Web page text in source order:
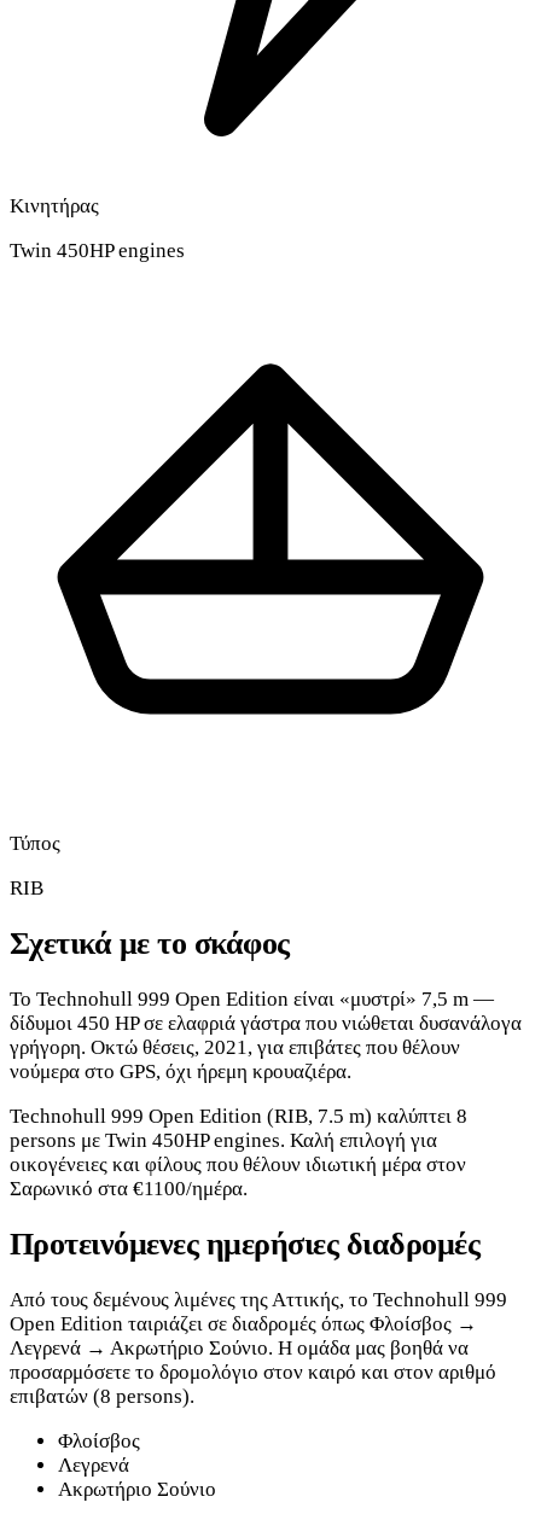
Κινητήρας
Twin 450HP engines
Τύπος
RIB
Σχετικά με το σκάφος
Το Technohull 999 Open Edition είναι «μυστρί» 7,5 m —
δίδυμοι 450 HP σε ελαφριά γάστρα που νιώθεται δυσανάλογα
γρήγορη. Οκτώ θέσεις, 2021, για επιβάτες που θέλουν
νούμερα στο GPS, όχι ήρεμη κρουαζιέρα.
Technohull 999 Open Edition (RIB, 7.5 m) καλύπτει 8
persons με Twin 450HP engines. Καλή επιλογή για
οικογένειες και φίλους που θέλουν ιδιωτική μέρα στον
Σαρωνικό στα €1100/ημέρα.
Προτεινόμενες ημερήσιες διαδρομές
Από τους δεμένους λιμένες της Αττικής, το Technohull 999
Open Edition ταιριάζει σε διαδρομές όπως Φλοίσβος →
Λεγρενά → Ακρωτήριο Σούνιο. Η ομάδα μας βοηθά να
προσαρμόσετε το δρομολόγιο στον καιρό και στον αριθμό
επιβατών (8 persons).
Φλοίσβος
Λεγρενά
Ακρωτήριο Σούνιο